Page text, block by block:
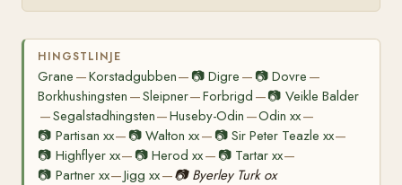
HINGSTLINJE
Grane —Korstadgubben— 📷Digre — 📷Dovre —
Borkhushingsten —Sleipner—Forbrigd —📷 Veikle Balder
—Segalstadhingsten—Huseby-Odin —Odin xx—
📷 Partisan xx— 📷Walton xx— 📷 Sir Peter Teazle xx—
📷 Highflyer xx— 📷Herod xx— 📷 Tartar xx—
📷 Partner xx—Jigg xx—📷 Byerley Turk ox